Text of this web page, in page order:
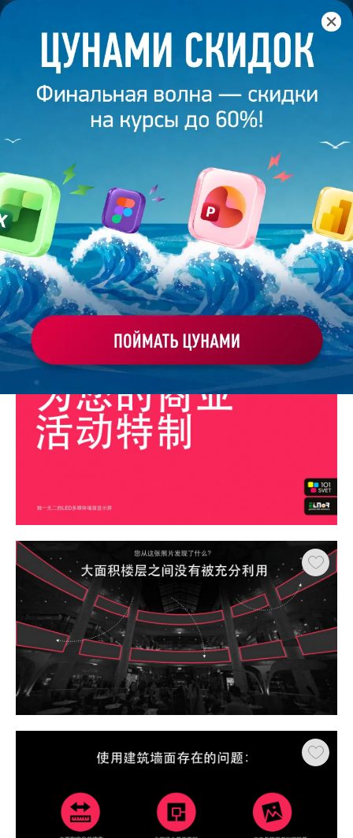
Главная /Банк слайдов / Презентация 139 – Разработана
студией Bonnie&Slide для YUG company
ПРЕЗЕНТАЦИЯ 139 -
РАЗРАБОТАНА СТУДИЕЙ
BONNIE&SLIDE ДЛЯ YUG COMPANY
Моё избранное
Работа
эксперта
ХОЧУ ЗАКАЗАТЬ ТАКУЮ ПРЕЗЕНТАЦИЮ